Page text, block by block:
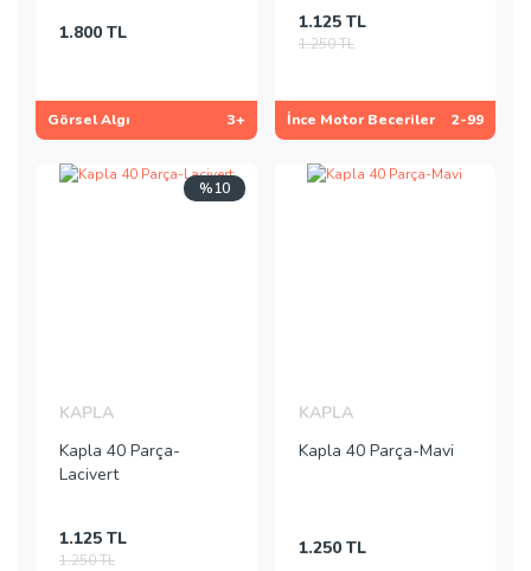
1.800 TL
Görsel Algı 3+
1.125 TL
1.250 TL
İnce Motor Beceriler 2-99
%10
KAPLA
Kapla 40 Parça-
Lacivert
1.125 TL
1.250 TL
KAPLA
Kapla 40 Parça-Mavi
1.250 TL